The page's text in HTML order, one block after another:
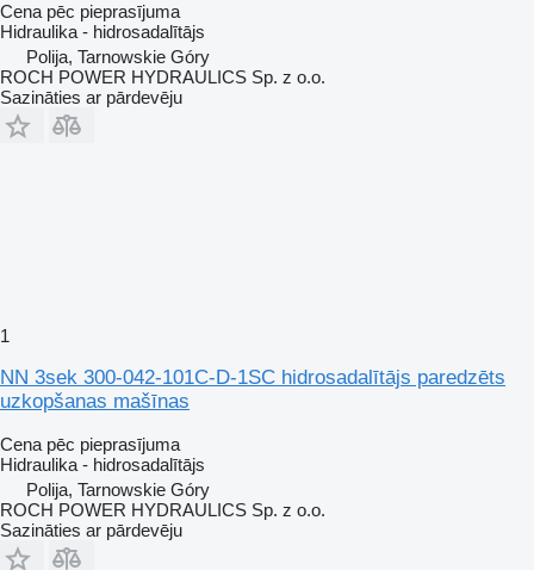
Cena pēc pieprasījuma
Hidraulika - hidrosadalītājs
Polija, Tarnowskie Góry
ROCH POWER HYDRAULICS Sp. z o.o.
Sazināties ar pārdevēju
1
NN 3sek 300-042-101C-D-1SC hidrosadalītājs paredzēts
uzkopšanas mašīnas
Cena pēc pieprasījuma
Hidraulika - hidrosadalītājs
Polija, Tarnowskie Góry
ROCH POWER HYDRAULICS Sp. z o.o.
Sazināties ar pārdevēju